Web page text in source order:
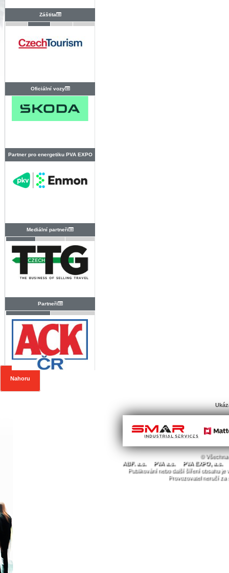
Záštita
Oficiální vozy
Partner pro energetiku PVA EXPO
Mediální partneři
Partneři
Nahoru
© Všechna
ABF. a.s.
PVA a.s.
PVA EXPO, a.s.
Publikování nebo další šíření obsahu
Provozovatel neručí za